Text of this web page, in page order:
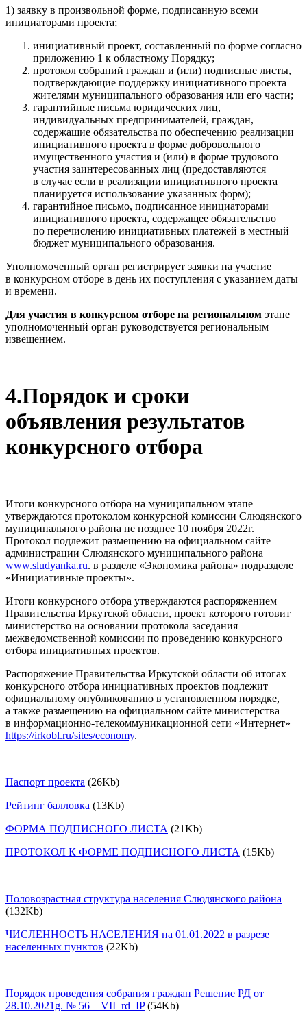
1) заявку в произвольной форме, подписанную всеми
инициаторами проекта;
инициативный проект, составленный по форме согласно
приложению 1 к областному Порядку;
протокол собраний граждан и (или) подписные листы,
подтверждающие поддержку инициативного проекта
жителями муниципального образования или его части;
гарантийные письма юридических лиц,
индивидуальных предпринимателей, граждан,
содержащие обязательства по обеспечению реализации
инициативного проекта в форме добровольного
имущественного участия и (или) в форме трудового
участия заинтересованных лиц (предоставляются
в случае если в реализации инициативного проекта
планируется использование указанных форм);
гарантийное письмо, подписанное инициаторами
инициативного проекта, содержащее обязательство
по перечислению инициативных платежей в местный
бюджет муниципального образования.
Уполномоченный орган регистрирует заявки на участие
в конкурсном отборе в день их поступления с указанием даты
и времени.
Для участия в конкурсном отборе на региональном этапе
уполномоченный орган руководствуется региональным
извещением.
4.Порядок и сроки
объявления результатов
конкурсного отбора
Итоги конкурсного отбора на муниципальном этапе
утверждаются протоколом конкурсной комиссии Слюдянского
муниципального района не позднее 10 ноября 2022г.
Протокол подлежит размещению на официальном сайте
администрации Слюдянского муниципального района
www.sludyanka.ru. в разделе «Экономика района» подразделе
«Инициативные проекты».
Итоги конкурсного отбора утверждаются распоряжением
Правительства Иркутской области, проект которого готовит
министерство на основании протокола заседания
межведомственной комиссии по проведению конкурсного
отбора инициативных проектов.
Распоряжение Правительства Иркутской области об итогах
конкурсного отбора инициативных проектов подлежит
официальному опубликованию в установленном порядке,
а также размещению на официальном сайте министерства
в информационно-телекоммуникационной сети «Интернет»
https://irkobl.ru/sites/economy.
Паспорт проекта (26Kb)
Рейтинг балловка (13Kb)
ФОРМА ПОДПИСНОГО ЛИСТА (21Kb)
ПРОТОКОЛ К ФОРМЕ ПОДПИСНОГО ЛИСТА (15Kb)
Половозрастная структура населения Слюдянского района
(132Kb)
ЧИСЛЕННОСТЬ НАСЕЛЕНИЯ на 01.01.2022 в разрезе
населенных пунктов (22Kb)
Порядок проведения собрания граждан Решение РД от
28.10.2021g. № 56__VII_rd_IP(54Kb)